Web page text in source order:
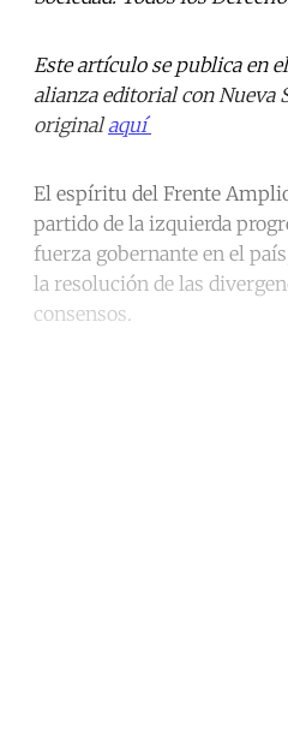
Este artículo se publica en
alianza editorial con Nueva
originalaquí
El espíritu del Frente
partido de la izquierda
fuerza gobernante en el
la resolución de las
consensos.